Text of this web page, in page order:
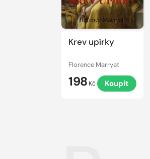
Krev upírky
Florence Marryat
198 Kč Koupit